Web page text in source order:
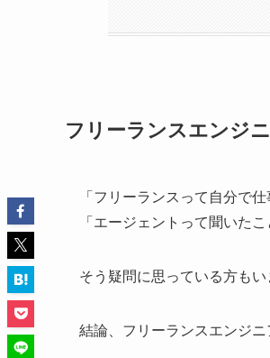
フリーランスエンジ
「フリーランスって自分で
「エージェントって聞いた
そう疑問に思っている方もい
結論、フリーランスエンジニ